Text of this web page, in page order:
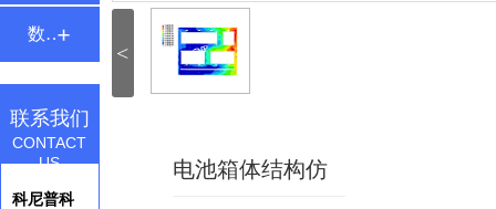
数控机床与装备
联系我们
CONTACT
US
科尼普科
<
电池箱体结构仿